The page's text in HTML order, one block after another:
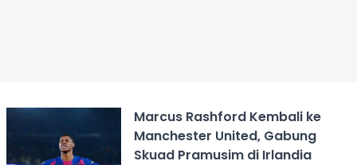
Marcus Rashford Kembali ke
Manchester United, Gabung
Skuad Pramusim di Irlandia